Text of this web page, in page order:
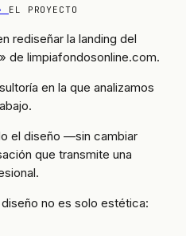
EL PROYECTO
rediseñar la landing del
de limpiafondosonline.com.
en la que analizamos
el diseño —sin cambiar
que transmite una
no es solo estética: